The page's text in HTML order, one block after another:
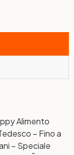
Alimento
– Fino a
– Speciale